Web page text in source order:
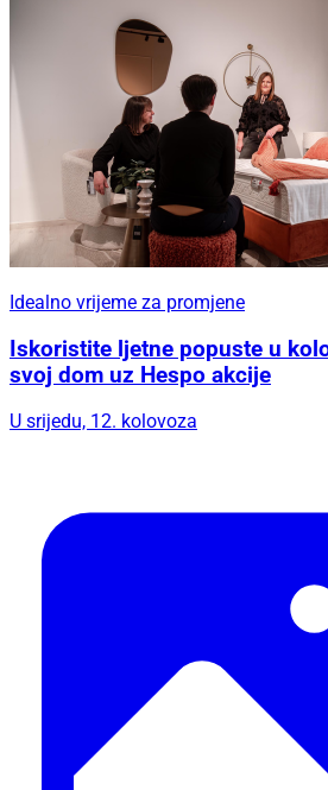
Idealno vrijeme za promjene
Iskoristite ljetne popuste u
svoj dom uz Hespo akcije
U srijedu, 12. kolovoza